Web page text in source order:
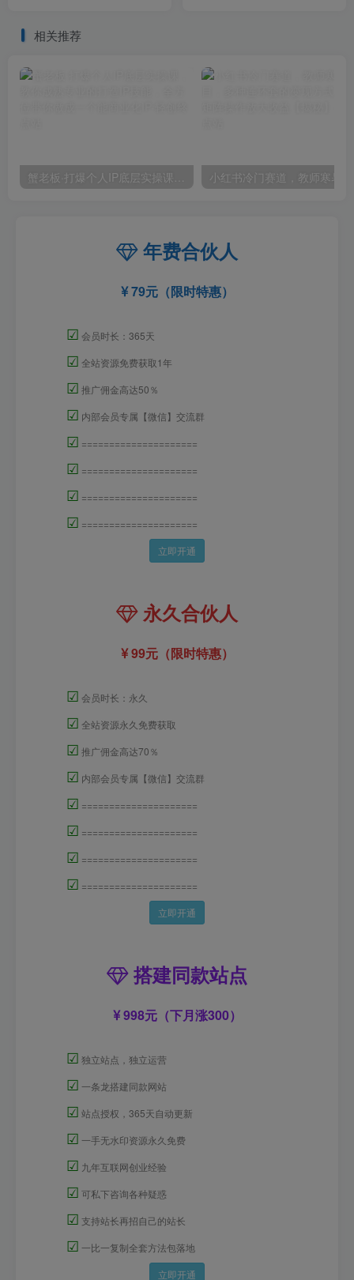
相关推荐
蟹老板·打爆个人IP底层实操课，教你成熟专业的打造IP技能，全方位带你做成一个能商业化IP
年费合伙人
79元（限时特惠）
☑ 会员时长：365天
☑ 全站资源免费获取1年
☑ 推广佣金高达50％
☑ 内部会员专属【微信】交流群
☑ =====================
☑ =====================
☑ =====================
☑ =====================
立即开通
永久合伙人
99元（限时特惠）
☑ 会员时长：永久
☑ 全站资源永久免费获取
☑ 推广佣金高达70％
☑ 内部会员专属【微信】交流群
☑ =====================
☑ =====================
☑ =====================
☑ =====================
立即开通
搭建同款站点
998元（下月涨300）
☑ 独立站点，独立运营
☑ 一条龙搭建同款网站
☑ 站点授权，365天自动更新
☑ 一手无水印资源永久免费
☑ 九年互联网创业经验
☑ 可私下咨询各种疑惑
☑ 支持站长再招自己的站长
☑ 一比一复制全套方法包落地
立即开通